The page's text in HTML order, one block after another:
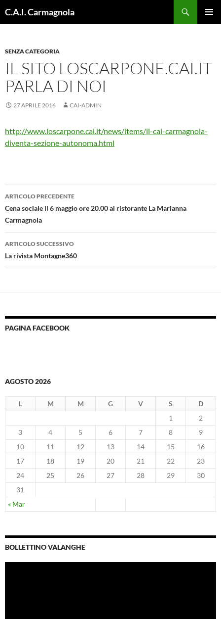
al
C.A.I. Carmagnola
SENZA CATEGORIA
IL SITO LOSCARPONE.CAI.IT
PARLA DI NOI
27 APRILE 2016 CAI-ADMIN
http://www.loscarpone.cai.it/news/items/il-cai-carmagnola-
diventa-sezione-autonoma.html
Navigazione
articolo
ARTICOLO PRECEDENTE
Cena sociale il 6 maggio ore 20.00 al ristorante La Marianna
Carmagnola
ARTICOLO SUCCESSIVO
La rivista Montagne360
PAGINA FACEBOOK
AGOSTO 2026
L M M G V S D
« Mar
1
2
3
4 5 6 7 8
9
10
11 12 13 14 15
16
17
18 19 20 21 22
23
24
25 26 27 28 29
30
31
BOLLETTINO VALANGHE